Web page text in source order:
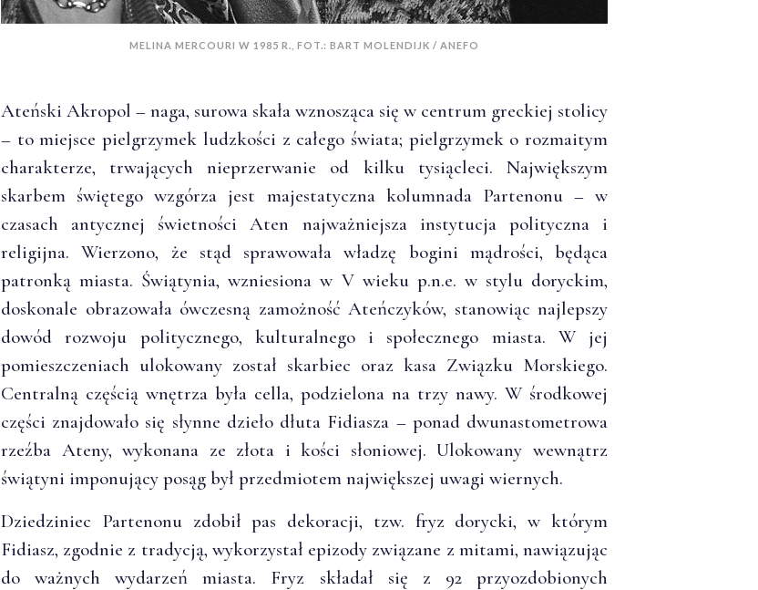
MELINA MERCOURI W 1985 R., FOT.: BART MOLENDIJK / ANEFO
Ateński Akropol – naga, surowa skała wznosząca się w centrum greckiej stolicy
– to miejsce pielgrzymek ludzkości z całego świata; pielgrzymek o rozmaitym
charakterze, trwających nieprzerwanie od kilku tysiącleci. Największym
skarbem świętego wzgórza jest majestatyczna kolumnada Partenonu – w
czasach antycznej świetności Aten najważniejsza instytucja polityczna i
religijna. Wierzono, że stąd sprawowała władzę bogini mądrości, będąca
patronką miasta. Świątynia, wzniesiona w V wieku p.n.e. w stylu doryckim,
doskonale obrazowała ówczesną zamożność Ateńczyków, stanowiąc najlepszy
dowód rozwoju politycznego, kulturalnego i społecznego miasta. W jej
pomieszczeniach ulokowany został skarbiec oraz kasa Związku Morskiego.
Centralną częścią wnętrza była cella, podzielona na trzy nawy. W środkowej
części znajdowało się słynne dzieło dłuta Fidiasza – ponad dwunastometrowa
rzeźba Ateny, wykonana ze złota i kości słoniowej. Ulokowany wewnątrz
świątyni imponujący posąg był przedmiotem największej uwagi wiernych.
Dziedziniec Partenonu zdobił pas dekoracji, tzw. fryz dorycki, w którym
Fidiasz, zgodnie z tradycją, wykorzystał epizody związane z mitami, nawiązując
do ważnych wydarzeń miasta. Fryz składał się z 92 przyozdobionych